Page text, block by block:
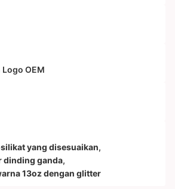
OEM
yang disesuaikan,
dinding ganda,
13oz dengan glitter